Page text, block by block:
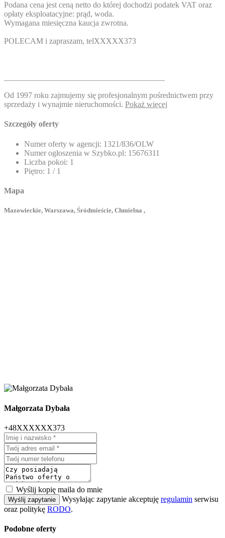
Podana cena jest ceną netto do której dochodzi podatek VAT oraz
opłaty eksploatacyjne: prąd, woda.
Wymagana miesięczna kaucja zwrotna.
POLECAM i zapraszam, telXXXXX373
Od 1997 roku zajmujemy się profesjonalnym pośrednictwem przy
sprzedaży i wynajmie nieruchomości. Pokaż więcej
Szczegóły oferty
Numer oferty w agencji: 1321/836/OLW
Numer ogłoszenia w Szybko.pl: 15676311
Liczba pokoi: 1
Piętro: 1 / 1
Mapa
Mazowieckie, Warszawa, Śródmieście, Chmielna ,
Małgorzata Dybała
+48XXXXXX373
Wyślij kopię maila do mnie
Wyślij zapytanie Wysyłając zapytanie akceptuję regulamin serwisu
oraz politykę RODO.
Podobne oferty